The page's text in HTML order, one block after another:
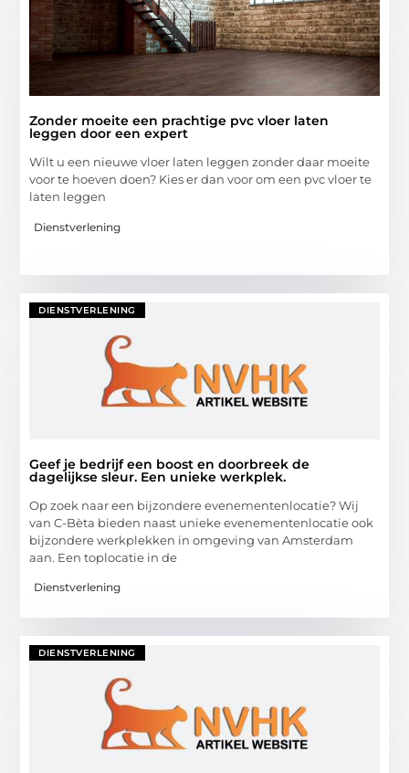
Zonder moeite een prachtige pvc vloer laten
leggen door een expert
Wilt u een nieuwe vloer laten leggen zonder daar moeite
voor te hoeven doen? Kies er dan voor om een pvc vloer te
laten leggen
Dienstverlening
DIENSTVERLENING
Geef je bedrijf een boost en doorbreek de
dagelijkse sleur. Een unieke werkplek.
Op zoek naar een bijzondere evenementenlocatie? Wij
van C-Bèta bieden naast unieke evenementenlocatie ook
bijzondere werkplekken in omgeving van Amsterdam
aan. Een toplocatie in de
Dienstverlening
DIENSTVERLENING